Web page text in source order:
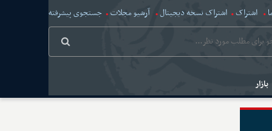
اشتراک اشتراک نسخه دیجیتال آرشیو مجلات جستجوی پیشرفته
بازار